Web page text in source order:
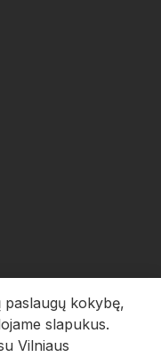
paslaugų kokybę,
slapukus.
Vilniaus